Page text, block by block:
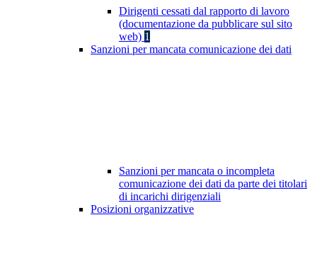
Dirigenti cessati dal rapporto di lavoro
(documentazione da pubblicare sul sito
web) 1
Sanzioni per mancata comunicazione dei dati
Sanzioni per mancata o incompleta
comunicazione dei dati da parte dei titolari
di incarichi dirigenziali
Posizioni organizzative